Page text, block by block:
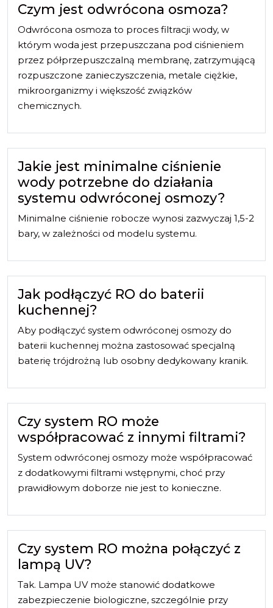
Czym jest odwrócona osmoza?
Odwrócona osmoza to proces filtracji wody, w
którym woda jest przepuszczana pod ciśnieniem
przez półprzepuszczalną membranę, zatrzymującą
rozpuszczone zanieczyszczenia, metale ciężkie,
mikroorganizmy i większość związków
chemicznych.
Jakie jest minimalne ciśnienie
wody potrzebne do działania
systemu odwróconej osmozy?
Minimalne ciśnienie robocze wynosi zazwyczaj 1,5-2
bary, w zależności od modelu systemu.
Jak podłączyć RO do baterii
kuchennej?
Aby podłączyć system odwróconej osmozy do
baterii kuchennej można zastosować specjalną
baterię trójdrożną lub osobny dedykowany kranik.
Czy system RO może
współpracować z innymi filtrami?
System odwróconej osmozy może współpracować
z dodatkowymi filtrami wstępnymi, choć przy
prawidłowym doborze nie jest to konieczne.
Czy system RO można połączyć z
lampą UV?
Tak. Lampa UV może stanowić dodatkowe
zabezpieczenie biologiczne, szczególnie przy